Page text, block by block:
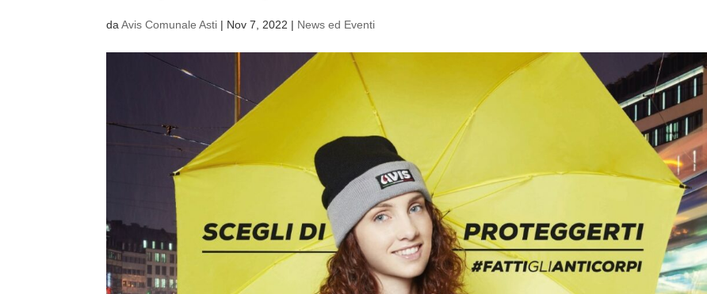
daAvis Comunale Asti | Nov 7, 2022 | News ed Eventi